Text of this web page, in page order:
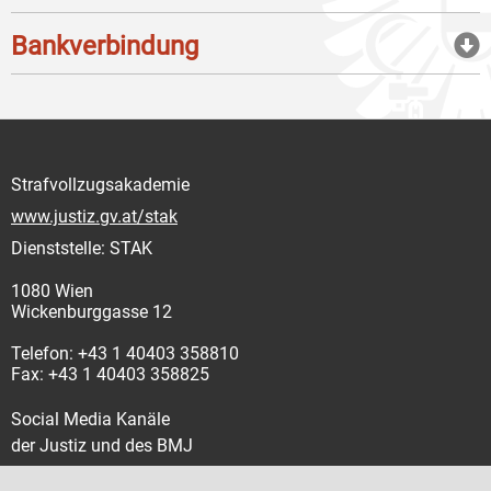
Bankverbindung
Strafvollzugsakademie
www.justiz.gv.at/stak
Dienststelle: STAK
1080 Wien
Wickenburggasse 12
Telefon: +43 1 40403 358810
Fax: +43 1 40403 358825
Social Media Kanäle
der Justiz und des BMJ